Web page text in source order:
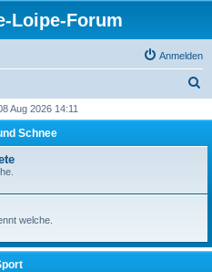
Loipe-Forum
Anmelden
h
Aug 2026 14:11
Schnee
welche.